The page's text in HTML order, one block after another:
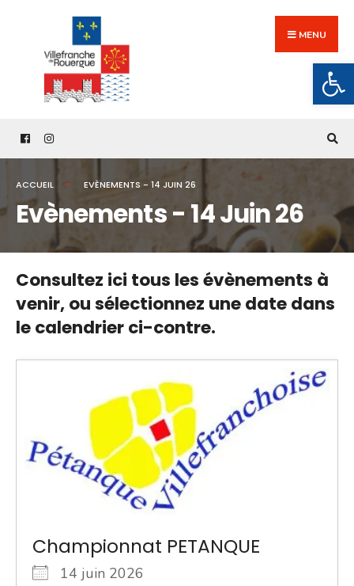
content
MENU
ACCUEIL EVÈNEMENTS - 14 JUIN 26
Evènements - 14 Juin 26
Consultez ici tous les évènements à
venir,ou sélectionnez une date dans
le calendrier ci-contre.
Championnat PETANQUE
14 juin 2026